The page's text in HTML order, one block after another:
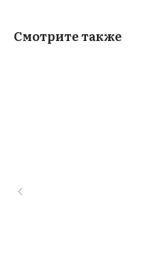
Смотрите также